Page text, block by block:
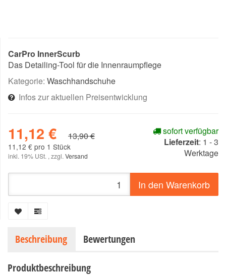
CarPro InnerScurb
Das Detailing-Tool für die Innenraumpflege
Kategorie: Waschhandschuhe
Infos zur aktuellen Preisentwicklung
11,12 € 13,90 €
11,12 € pro 1 Stück
inkl. 19% USt. , zzgl. Versand
sofort verfügbar
Lieferzeit: 1 - 3
Werktage
In den Warenkorb
Beschreibung Bewertungen
Produktbeschreibung